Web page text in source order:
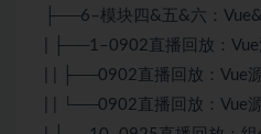
├──6–模块四&五&六：
| ├──1–0902直播回放：Vue
| | ├──0902直播回放：Vue
| | └──0902直播回放：Vue